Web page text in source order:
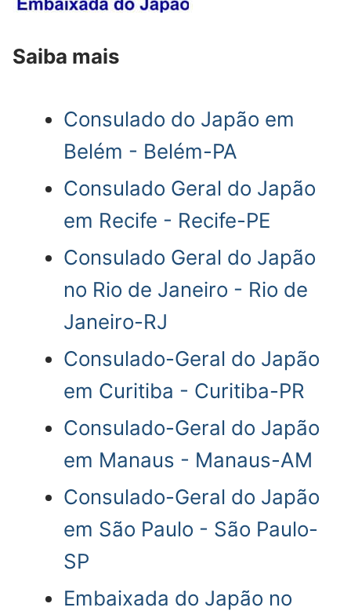
Saiba mais
Consulado do Japão em
Belém - Belém-PA
Consulado Geral do Japão
em Recife - Recife-PE
Consulado Geral do Japão
no Rio de Janeiro - Rio de
Janeiro-RJ
Consulado-Geral do Japão
em Curitiba - Curitiba-PR
Consulado-Geral do Japão
em Manaus - Manaus-AM
Consulado-Geral do Japão
em São Paulo - São Paulo-
SP
Embaixada do Japão no